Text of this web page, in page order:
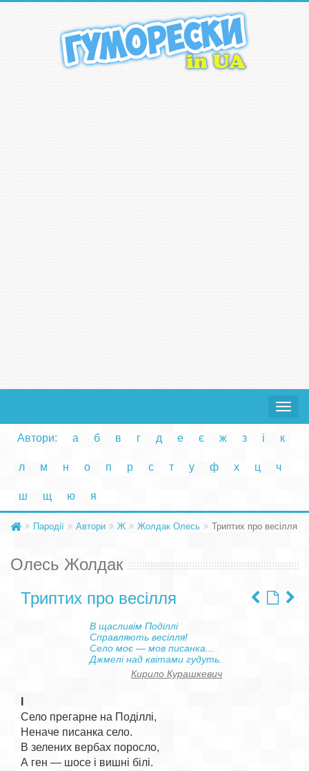
Toggle
Автори: а б в г д е є ж з і к
л м н о п р с т у ф х ц ч
ш щ ю я
Пародії Автори Ж Жолдак Олесь Триптих про весілля
Олесь Жолдак
Триптих про весілля
В щасливім Поділлі
Справляють весілля!
Село моє — мов писанка...
Кирило Курашкевич
Село прегарне на Поділлі,
Неначе писанка село.
В зелених вербах поросло,
А ген — шосе і вишні білі.